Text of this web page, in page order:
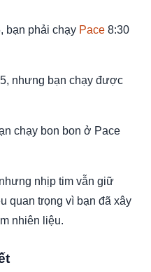
bạn phải chạy Pace 8:30
nhưng bạn chạy được
chạy bon bon ở Pace
nhịp tim vẫn giữ
quan trọng vì bạn đã xây
nhiên liệu.